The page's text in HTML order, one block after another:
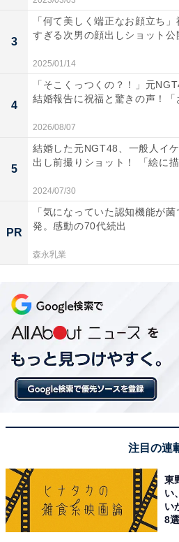
3
「何て美しく端正なお顔立ち
すぎる次男の顔出しショット
2025/01/14
4
「そこくっつくの？！」元
結婚報告に祝福と驚きの声！「
2026/08/07
5
結婚した元NGT48、一般人イ
出し前撮りショット！ 「絵に
2024/07/30
PR
「気になっていた認知機能が
発。感動の70代続出
森永乳業
注目の連
東
い
い
8選